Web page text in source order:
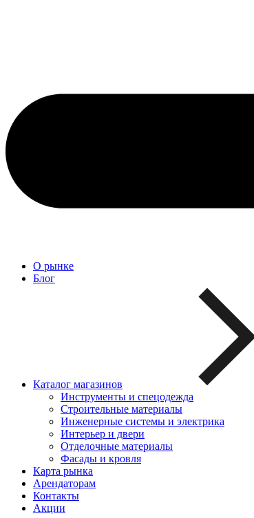
О рынке
Блог
Каталог магазинов
Инструменты и спецодежда
Строительные материалы
Инженерные системы и электрика
Интерьер и двери
Отделочные материалы
Фасады и кровля
Карта рынка
Арендаторам
Контакты
Акции